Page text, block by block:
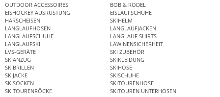
OUTDOOR ACCESSOIRES
BOB & RODEL
EISHOCKEY AUSRÜSTUNG
EISLAUFSCHUHE
HARSCHEISEN
SKIHELM
LANGLAUFHOSEN
LANGLAUFJACKEN
LANGLAUFSCHUHE
LANGLAUF SHIRTS
LANGLAUFSKI
LAWINENSICHERHEIT
LVS-GERÄTE
SKI ZUBEHÖR
SKIANZUG
SKIKLEIDUNG
SKIBRILLEN
SKIHOSE
SKIJACKE
SKISCHUHE
SKISOCKEN
SKITOURENHOSE
SKITOURENRÖCKE
SKITOUREN UNTERHOSEN